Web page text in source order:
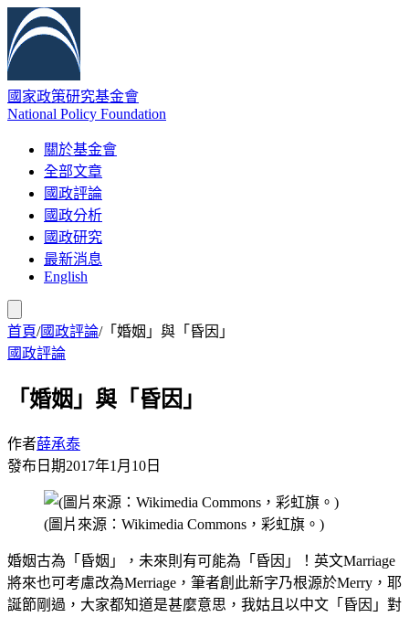
國家政策研究基金會
National Policy Foundation
關於基金會
全部文章
國政評論
國政分析
國政研究
最新消息
English
首頁/國政評論/「婚姻」與「昏因」
國政評論
「婚姻」與「昏因」
作者薛承泰
發布日期2017年1月10日
(圖片來源：Wikimedia Commons，彩虹旗。)
婚姻古為「昏姻」，未來則有可能為「昏因」！英文Marriage
將來也可考慮改為Merriage，筆者創此新字乃根源於Merry，耶
誕節剛過，大家都知道是甚麼意思，我姑且以中文「昏因」對